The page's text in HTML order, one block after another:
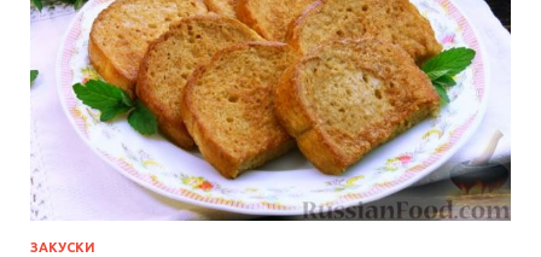
ЗАКУСКИ